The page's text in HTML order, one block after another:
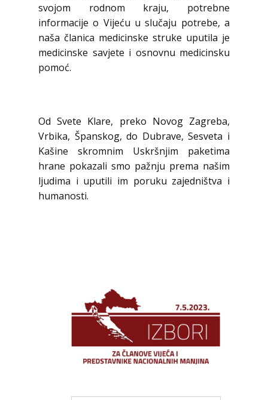
svojom rodnom kraju, potrebne
informacije o Vijeću u slučaju potrebe, a
naša članica medicinske struke uputila je
medicinske savjete i osnovnu medicinsku
pomoć.
Od Svete Klare, preko Novog Zagreba,
Vrbika, Španskog, do Dubrave, Sesveta i
Kašine skromnim Uskršnjim paketima
hrane pokazali smo pažnju prema našim
ljudima i uputili im poruku zajedništva i
humanosti.